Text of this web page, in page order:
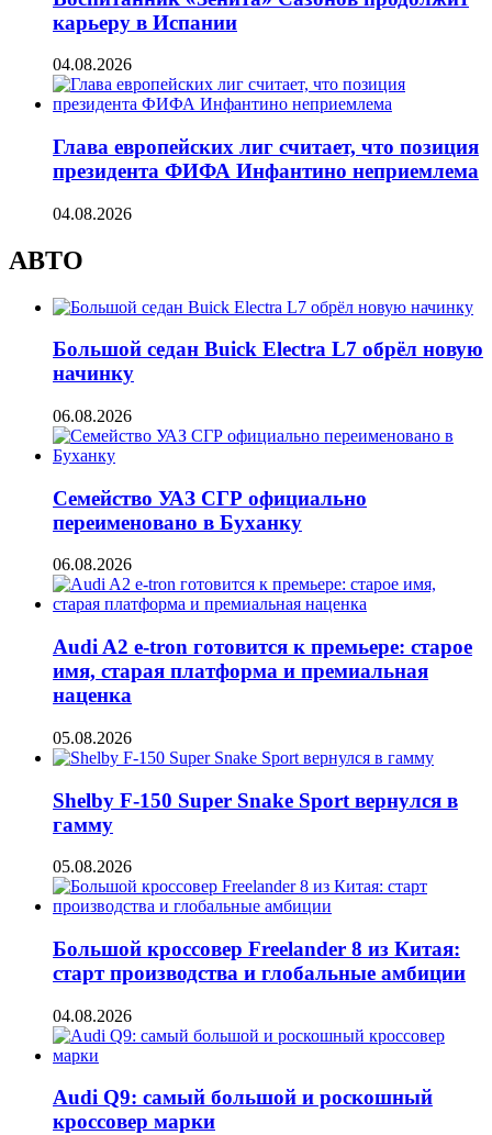
карьеру в Испании
04.08.2026
Глава европейских лиг считает, что позиция
президента ФИФА Инфантино неприемлема
04.08.2026
АВТО
Большой седан Buick Electra L7 обрёл новую
начинку
06.08.2026
Семейство УАЗ СГР официально
переименовано в Буханку
06.08.2026
Audi A2 e-tron готовится к премьере: старое
имя, старая платформа и премиальная
наценка
05.08.2026
Shelby F-150 Super Snake Sport вернулся в
гамму
05.08.2026
Большой кроссовер Freelander 8 из Китая:
старт производства и глобальные амбиции
04.08.2026
Audi Q9: самый большой и роскошный
кроссовер марки